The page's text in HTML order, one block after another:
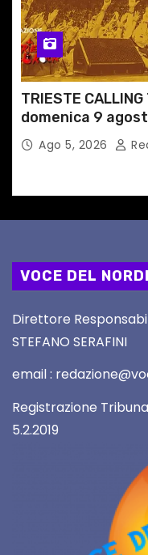
TRIESTE
domenica 9
dedicato a
Ago 5, 2026
VOCE DEL
Direttore
STEFANO SERAFINI
email :
Registrazione
5.2.2019